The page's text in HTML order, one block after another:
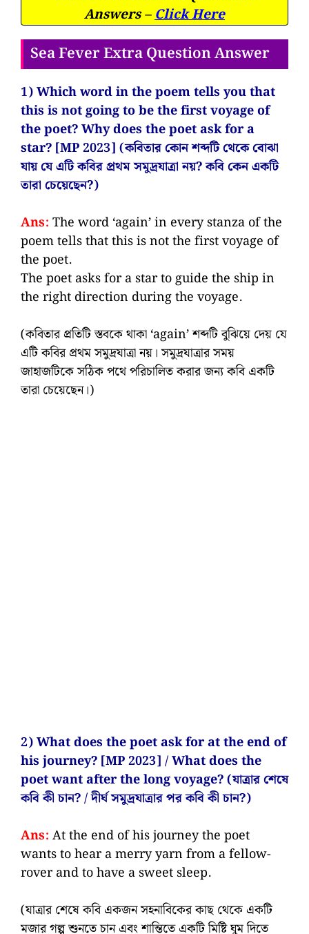
Answers –Click Here
Sea Fever Extra Question Answer
1) Which word in the poem tells you that
this is not going to be the first voyage of
the poet? Why does the poet ask for a
star? [MP 2023] (কবিতার কোন শব্দটি থেকে বোঝা
যায় যে এটি কবির প্রথম সমুদ্রযাত্রা নয়? কবি কেন একটি
তারা চেয়েছেন?)
Ans: The word ‘again’ in every stanza of the
poem tells that this is not the first voyage of
the poet.
The poet asks for a star to guide the ship in
the right direction during the voyage.
(কবিতার প্রতিটি স্তবকে থাকা ‘again’ শব্দটি বুঝিয়ে দেয় যে
এটি কবির প্রথম সমুদ্রযাত্রা নয়। সমুদ্রযাত্রার সময়
জাহাজটিকে সঠিক পথে পরিচালিত করার জন্য কবি একটি
তারা চেয়েছেন।)
2) What does the poet ask for at the end of
his journey? [MP 2023] / What does the
poet want after the long voyage? (যাত্রার শেষে
কবি কী চান? / দীর্ঘ সমুদ্রযাত্রার পর কবি কী চান?)
Ans: At the end of his journey the poet
wants to hear a merry yarn from a fellow-
rover and to have a sweet sleep.
(যাত্রার শেষে কবি একজন সহনাবিকের কাছ থেকে একটি
মজার গল্প শুনতে চান এবং শান্তিতে একটি মিষ্টি ঘুম দিতে